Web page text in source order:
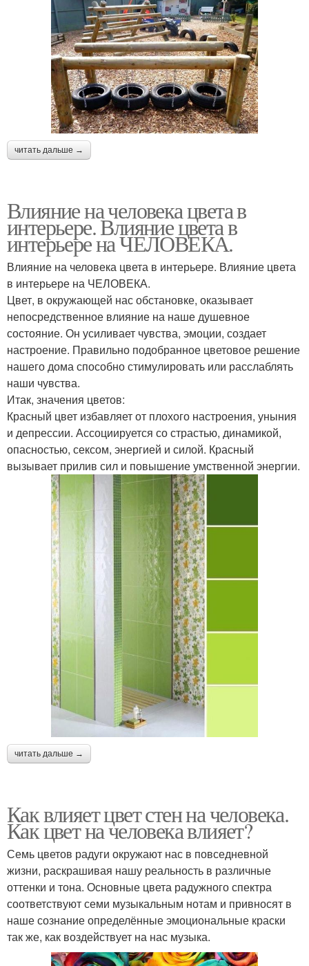
читать дальше →
Влияние на человека цвета в
интерьере. Влияние цвета в
интерьере на ЧЕЛОВЕКА.
Влияние на человека цвета в интерьере. Влияние цвета
в интерьере на ЧЕЛОВЕКА.
Цвет, в окружающей нас обстановке, оказывает
непосредственное влияние на наше душевное
состояние. Он усиливает чувства, эмоции, создает
настроение. Правильно подобранное цветовое решение
нашего дома способно стимулировать или расслаблять
наши чувства.
Итак, значения цветов:
Красный цвет избавляет от плохого настроения, уныния
и депрессии. Ассоциируется со страстью, динамикой,
опасностью, сексом, энергией и силой. Красный
вызывает прилив сил и повышение умственной энергии.
читать дальше →
Как влияет цвет стен на человека.
Как цвет на человека влияет?
Семь цветов радуги окружают нас в повседневной
жизни, раскрашивая нашу реальность в различные
оттенки и тона. Основные цвета радужного спектра
соответствуют семи музыкальным нотам и привносят в
наше сознание определённые эмоциональные краски
так же, как воздействует на нас музыка.